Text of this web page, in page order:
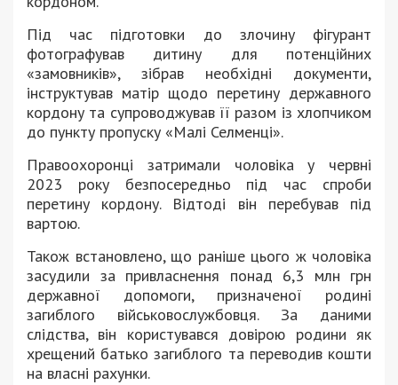
Під час підготовки до злочину фігурант
фотографував дитину для потенційних
«замовників», зібрав необхідні документи,
інструктував матір щодо перетину державного
кордону та супроводжував її разом із хлопчиком
до пункту пропуску «Малі Селменці».
Правоохоронці затримали чоловіка у червні
2023 року безпосередньо під час спроби
перетину кордону. Відтоді він перебував під
вартою.
Також встановлено, що раніше цього ж чоловіка
засудили за привласнення понад 6,3 млн грн
державної допомоги, призначеної родині
загиблого військовослужбовця. За даними
слідства, він користувався довірою родини як
хрещений батько загиблого та переводив кошти
на власні рахунки.